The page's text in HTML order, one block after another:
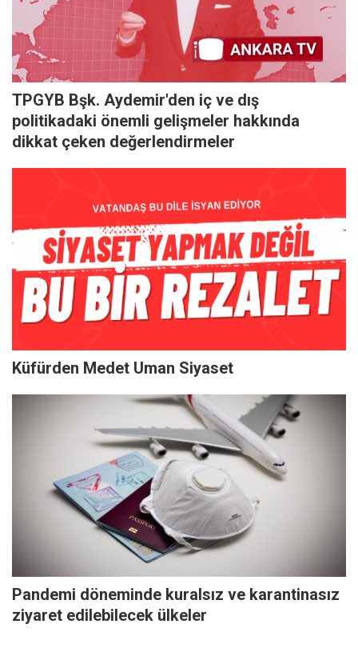
TPGYB Bşk. Aydemir'den iç ve dış
politikadaki önemli gelişmeler hakkında
dikkat çeken değerlendirmeler
Küfürden Medet Uman Siyaset
Pandemi döneminde kuralsız ve karantinasız
ziyaret edilebilecek ülkeler